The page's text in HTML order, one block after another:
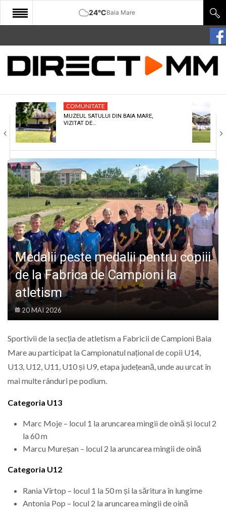
24°CBaia Mare
START
COMUNITATE
CULTURA
ECONOMIE
SANATATE
SPORT
SPECIAL
POLITIC
LIFE
COMUNITATE
MUZEUL SATULUI DIN BAIA MARE,
VIZITAT DE…
Medalii peste medalii pentru copiii
de la Fabrica de Campioni la
atletism
20 MAI 2026
Sportivii de la secția de atletism a Fabricii de Campioni Baia
Mare au participat la Campionatul național de copii U14,
U13, U12, U11, U10 și U9, etapa județeană, unde au urcat în
mai multe rânduri pe podium.
Categoria U13
Marc Moje – locul 1 la aruncarea mingii de oină și locul 2
la 60 m
Marcu Mureșan – locul 2 la aruncarea mingii de oină
Categoria U12
Rania Vîrtop – locul 1 la 50 m și la săritura în lungime
Antonia Pop – locul 2 la aruncarea mingii de oină